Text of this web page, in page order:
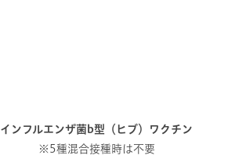
インフルエンザ菌b型（ヒブ）ワクチン
※5種混合接種時は不要